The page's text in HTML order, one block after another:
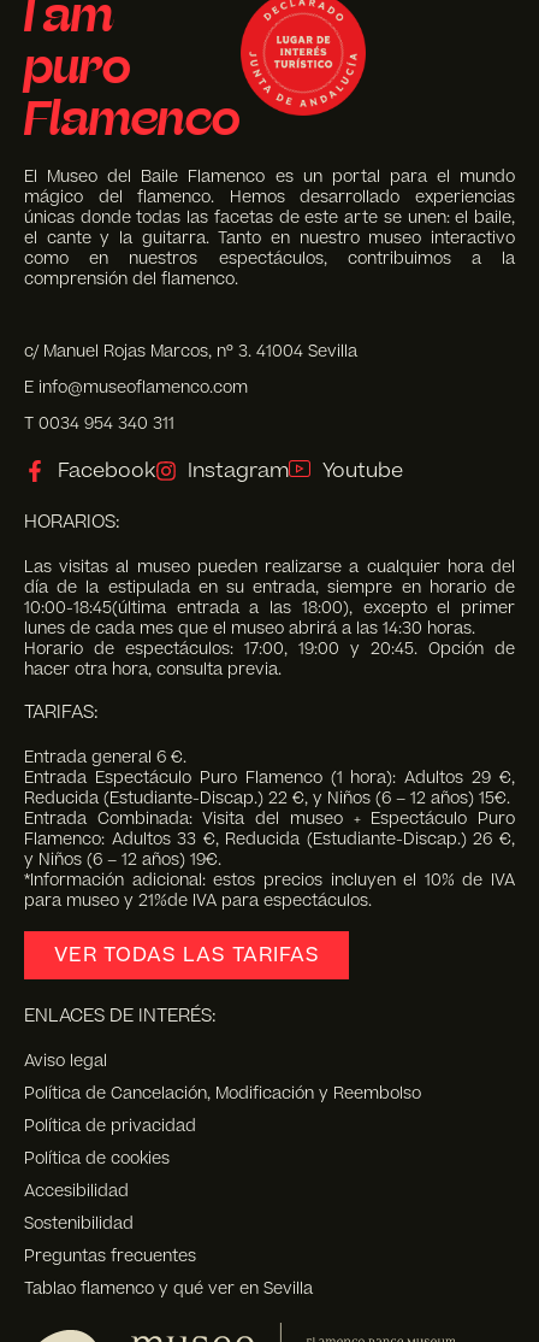
I am
puro
Flamenco
El Museo del Baile Flamenco es un portal para el mundo
mágico del flamenco. Hemos desarrollado experiencias
únicas donde todas las facetas de este arte se unen: el baile,
el cante y la guitarra. Tanto en nuestro museo interactivo
como en nuestros espectáculos, contribuimos a la
comprensión del flamenco.
c/ Manuel Rojas Marcos, nº 3. 41004 Sevilla
E info@museoflamenco.com
T 0034 954 340 311
Facebook Instagram Youtube
HORARIOS:
Las visitas al museo pueden realizarse a cualquier hora del
día de la estipulada en su entrada, siempre en horario de
10:00-18:45(última entrada a las 18:00), excepto el primer
lunes de cada mes que el museo abrirá a las 14:30 horas.
Horario de espectáculos: 17:00, 19:00 y 20:45. Opción de
hacer otra hora, consulta previa.
TARIFAS:
Entrada general 6 €.
Entrada Espectáculo Puro Flamenco (1 hora): Adultos 29 €,
Reducida (Estudiante-Discap.) 22 €, y Niños (6 – 12 años) 15€.
Entrada Combinada: Visita del museo + Espectáculo Puro
Flamenco: Adultos 33 €, Reducida (Estudiante-Discap.) 26 €,
y Niños (6 – 12 años) 19€.
*Información adicional: estos precios incluyen el 10% de IVA
para museo y 21%de IVA para espectáculos.
VER TODAS LAS TARIFAS
ENLACES DE INTERÉS:
Aviso legal
Política de Cancelación, Modificación y Reembolso
Política de privacidad
Política de cookies
Accesibilidad
Sostenibilidad
Preguntas frecuentes
Tablao flamenco y qué ver en Sevilla